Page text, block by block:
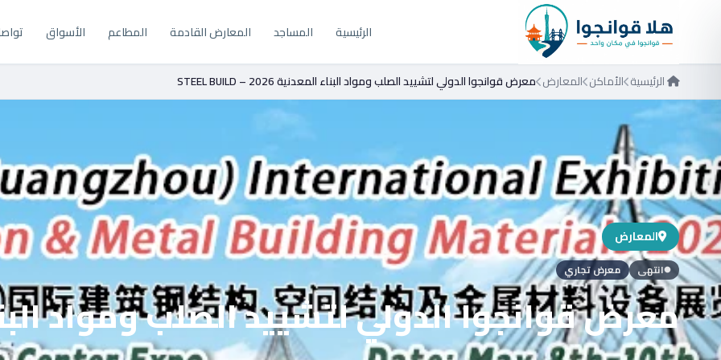
الرئيسية المساجد المعارض القادمة المطاعم الأسواق
الرئيسية الأماكن المعارض معرض قوانجوا الدولي لتشييد الصلب ومواد البناء المعدنية 2026 – STEEL BUILD
المعارض
⚫انتهى معرض تجاري